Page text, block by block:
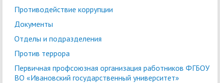
Противодействие коррупции
Документы
Отделы и подразделения
Против террора
Первичная профсоюзная организация работников ФГБОУ
ВО «Ивановский государственный университет»